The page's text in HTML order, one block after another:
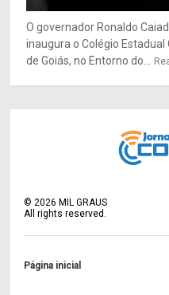
O governador Ronaldo
inaugura o Colégio
de Goiás, no Entorno do...
©2026 MIL GRAUS
All rights reserved.
Página inicial